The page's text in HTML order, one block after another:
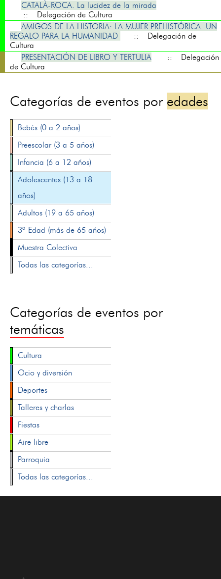
CATALÀ-ROCA. La lucidez de la mirada
:: Delegación de Cultura
AMIGOS DE LA HISTORIA: LA MUJER PREHISTÓRICA. UN
REGALO PARA LA HUMANIDAD
:: Delegación de
Cultura
PRESENTACIÓN DE LIBRO Y TERTULIA
:: Delegación
de Cultura
Categorías de eventos por edades
Bebés (0 a 2 años)
Preescolar (3 a 5 años)
Infancia (6 a 12 años)
Adolescentes (13 a 18
años)
Adultos (19 a 65 años)
3ª Edad (más de 65 años)
Muestra Colectiva
Todas las categorías...
Categorías de eventos por
temáticas
Cultura
Ocio y diversión
Deportes
Talleres y charlas
Fiestas
Aire libre
Parroquia
Todas las categorías...